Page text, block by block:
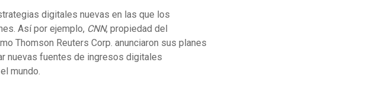
digitales nuevas en las que los
Así por ejemplo, CNN, propiedad del
Thomson Reuters Corp. anunciaron sus planes
nuevas fuentes de ingresos digitales
mundo.